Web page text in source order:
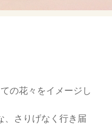
の花々をイメージし
、さりげなく行き届